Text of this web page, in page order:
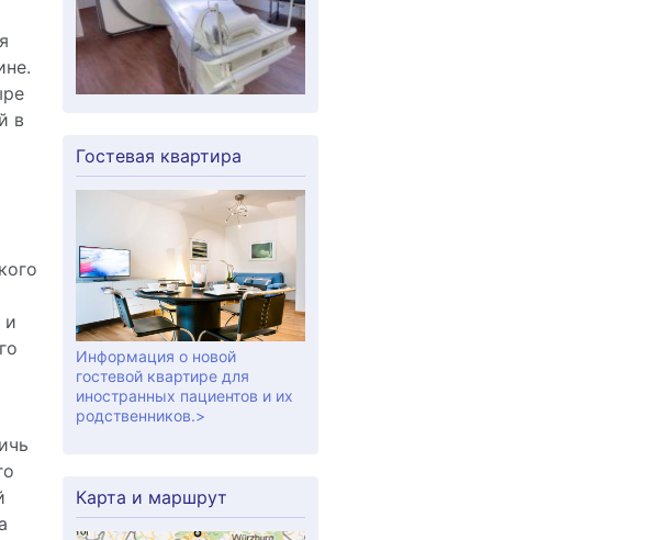
в
и
Гостевая квартира
Информация о новой
гостевой квартире для
иностранных пациентов и их
родственников.>
Карта и маршрут